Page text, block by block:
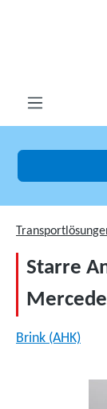
Starre
Brink (AHK)